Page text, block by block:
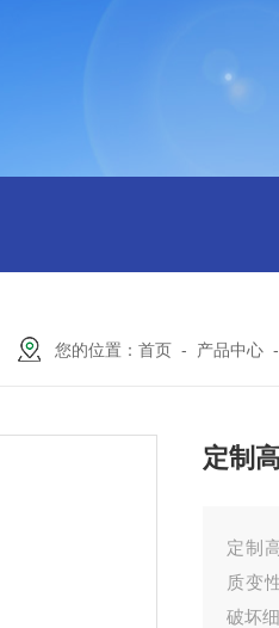
SH-
您的位置：首页 - 产品中心
定制
定制
质变
破坏